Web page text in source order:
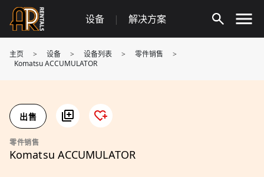
Skip
content
设备 | 解决方案
主页 > 设备 > 设备列表 > 零件销售
>
Komatsu ACCUMULATOR
出售
零件销售
Komatsu ACCUMULATOR